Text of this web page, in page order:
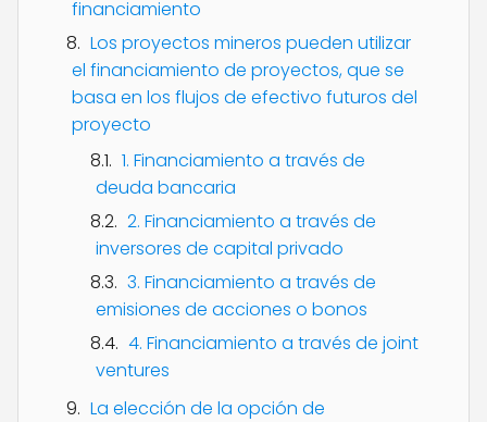
financiamiento
Los proyectos mineros pueden utilizar
el financiamiento de proyectos, que se
basa en los flujos de efectivo futuros del
proyecto
1. Financiamiento a través de
deuda bancaria
2. Financiamiento a través de
inversores de capital privado
3. Financiamiento a través de
emisiones de acciones o bonos
4. Financiamiento a través de joint
ventures
La elección de la opción de